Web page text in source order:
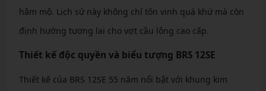
hâm mộ. Lịch sử này không chỉ tôn vinh quá khứ mà còn
định hướng tương lai cho vợt cầu lông cao cấp.
Thiết kế độc quyền và biểu tượng BRS 12SE
Thiết kế của BRS 12SE 55 năm nổi bật với khung kim